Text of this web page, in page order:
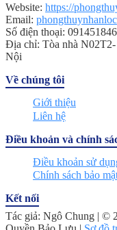
Website: https://
Email:
Số điện thoại:
Địa chỉ: Tòa nhà
Nội
Về chúng tôi
Giới thiệu
Liên hệ
Điều khoản và chính
Điều khoản sử
Chính sách bảo
Kết nối
Tác giả: Ngô Chung | ©